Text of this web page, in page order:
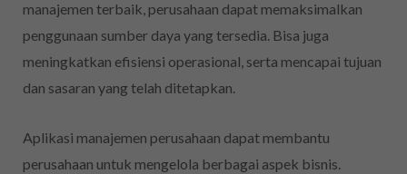
manajemen terbaik, perusahaan dapat memaksimalkan
penggunaan sumber daya yang tersedia. Bisa juga
meningkatkan efisiensi operasional, serta mencapai tujuan
dan sasaran yang telah ditetapkan.
Aplikasi manajemen perusahaan dapat membantu
perusahaan untuk mengelola berbagai aspek bisnis.